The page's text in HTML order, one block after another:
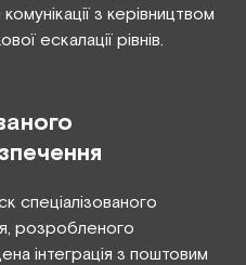
з керівництвом
ескалації рівнів.
спеціалізованого
розробленого
інтеграція з поштовим